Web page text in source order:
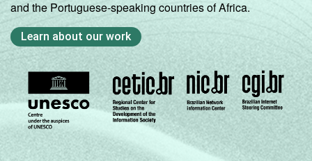
and the Portuguese-speaking countries of Africa.
Learn about our work